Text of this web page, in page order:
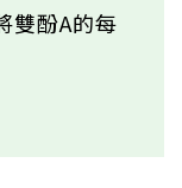
雙酚A的每